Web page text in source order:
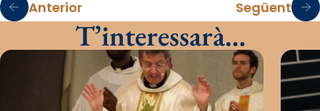
Anterior Següent
T’interessarà…